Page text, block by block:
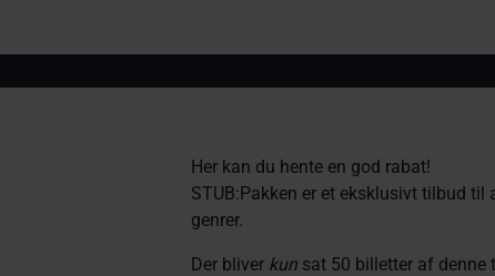
Her kan du hente en god rabat!
STUB:Pakken er et eksklusivt tilbud til
genrer.
Der bliver kun sat 50 billetter af denne